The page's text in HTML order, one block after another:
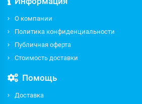
О компании
Политика конфиденциальности
Публичная оферта
Стоимость доставки
Помощь
Доставка